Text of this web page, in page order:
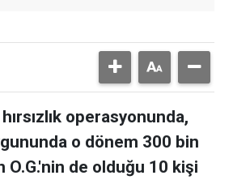
operasyonunda,
o dönem 300 bin
de olduğu 10 kişi